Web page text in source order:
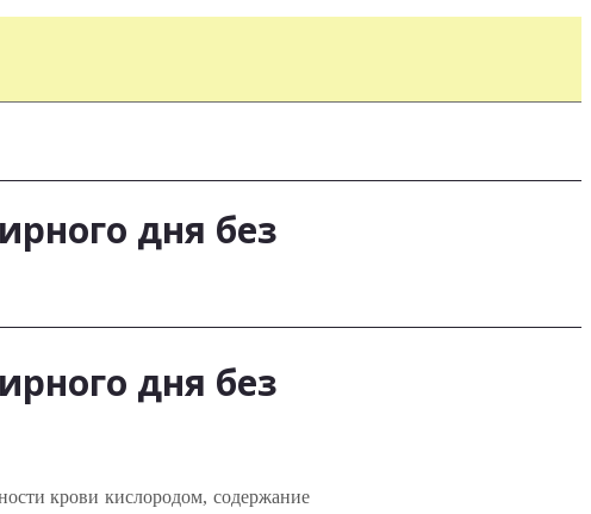
дня без
дня без
крови кислородом, содержание